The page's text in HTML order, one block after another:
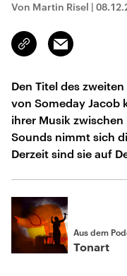
Von Martin Risel |
Link
kopieren/teilen
Email
Den Titel des
von Someday Jacob
ihrer Musik
Sounds nimmt sich
Derzeit sind sie auf
Aus dem
Tonart